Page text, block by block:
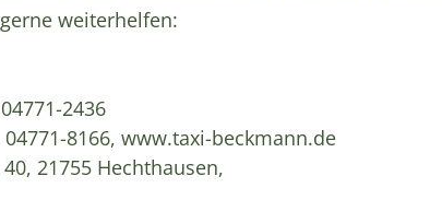
weiterhelfen:
2436
8166, www.taxi-beckmann.de
21755 Hechthausen,